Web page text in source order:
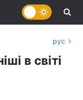
рус
в світі